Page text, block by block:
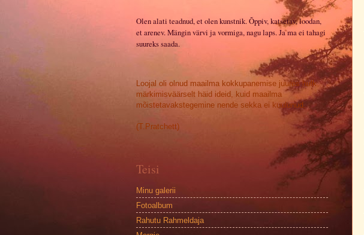
Olen alati teadnud, et olen kunstnik. Õppiv, katsetav, loodan,
et arenev. Mängin värvi ja vormiga, nagu laps. Ja ma ei tahagi
suureks saada.
Loojal oli olnud maailma kokkupanemise juures hulk
märkimisväärselt häid ideid, kuid maailma
mõistetavakstegemine nende sekka ei kuulunud.
(T.Pratchett)
Teisi
Minu galerii
Fotoalbum
Rahutu Rahmeldaja